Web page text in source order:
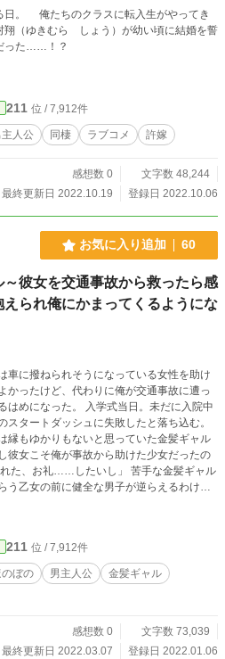
日。 俺たちのクラスに転入生がやってき
（ゆきむら しょう）が幼い頃に結婚を誓
った……！？
211 位 / 7,912件
主人公 同棲 ラブコメ 許嫁
感想数 0
文字数 48,244
最終更新日 2022.10.19
登録日 2022.10.06
お気に入り追加 60
彼女を交通事故から救ったら感
られ俺にかまってくるようにな
車に撥ねられそうになっている女性を助け
かったけど、代わりに俺が交通事故に遭っ
はめになった。 入学式当日。未だに入院中
スタートダッシュに失敗したと落ち込む。
縁もゆかりもないと思っていた金髪ギャル
彼女こそ俺が事故から助けた少女だったの
う乙女の前に健全な男子が逆らえるわけが
て始まった俺と金髪ギャルの関係は、なん
本編にて）ハッピーエンドへと向かってい
211 位 / 7,912件
ぼの 男主人公
金髪ギャル
感想数 0
文字数 73,039
最終更新日 2022.03.07
登録日 2022.01.06